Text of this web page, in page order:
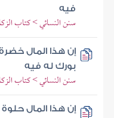
فيه
سنن النسائي > كتاب
إن هذا المال
بورك له فيه
سنن النسائي > كتاب
إن هذا المال